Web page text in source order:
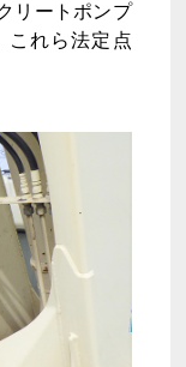
リートポンプ
これら法定点